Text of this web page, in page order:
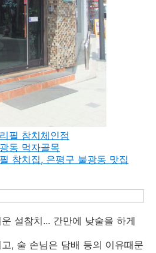
필 참치체인점
동 먹자골목
참치집, 은평구 불광동 맛집
설참치... 간만에 낮술을 하게
, 술 손님은 담배 등의 이유때문